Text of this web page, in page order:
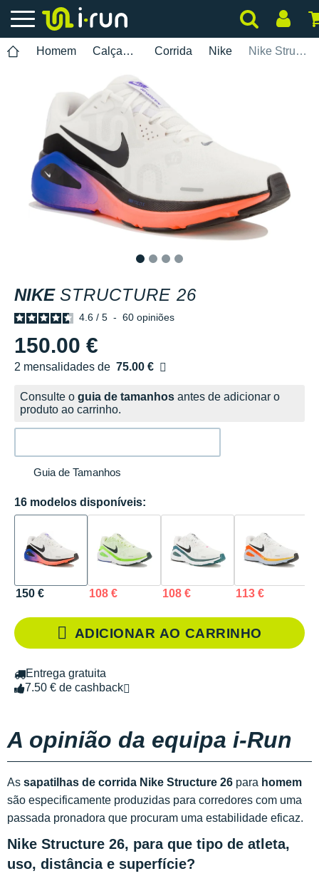
Homem Calçados Corrida Nike Nike Structure 26
NIKE STRUCTURE 26
4.6 / 5 - 60 opiniões
150.00 €
2 mensalidades de 75.00 €
sem custos
Consulte o guia de tamanhos antes de adicionar o
produto ao carrinho.
Guia de Tamanhos
16 modelos disponíveis:
150 € 108 € 108 € 113 €
ADICIONAR AO CARRINHO
Entrega gratuita
7.50 € de cashback
A opinião da equipa i-Run
As sapatilhas de corrida Nike Structure 26 para homem
são especificamente produzidas para corredores com uma
passada pronadora que procuram uma estabilidade eficaz.
Nike Structure 26, para que tipo de atleta,
uso, distância e superfície?